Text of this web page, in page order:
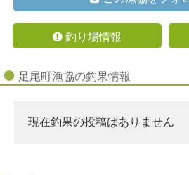
釣り場情報
足尾町漁協の釣果情報
現在釣果の投稿はありません